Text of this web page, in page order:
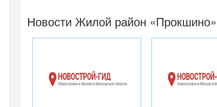
Новости Жилой район «Прокшино»